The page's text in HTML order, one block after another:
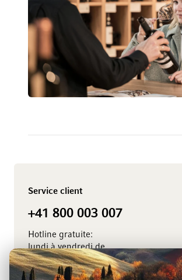
Service client
+41 800 003 007
Hotline gratuite:
lundi à vendredi de
8.00 à 18.00 heures
Contact